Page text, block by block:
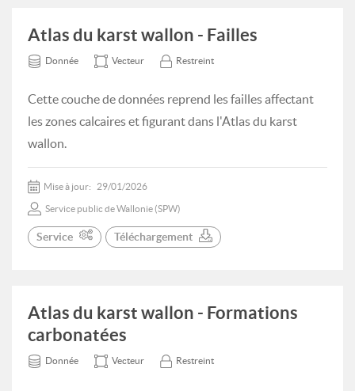
Atlas du karst wallon - Failles
Donnée Vecteur Restreint
Cette couche de données reprend les failles affectant
les zones calcaires et figurant dans l'Atlas du karst
wallon.
Mise à jour: 29/01/2026
Service public de Wallonie (SPW)
Service Téléchargement
Atlas du karst wallon - Formations
carbonatées
Donnée Vecteur Restreint